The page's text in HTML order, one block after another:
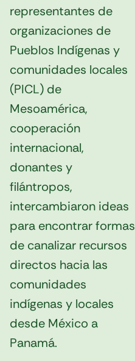
representantes de
organizaciones de
Pueblos Indígenas y
comunidades locales
(PICL) de
Mesoamérica,
cooperación
internacional,
donantes y
filántropos,
intercambiaron ideas
para encontrar formas
de canalizar recursos
directos hacia las
comunidades
indígenas y locales
desde México a
Panamá.